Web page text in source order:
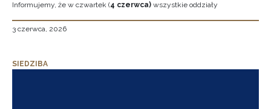
Informujemy, że w czwartek (4 czerwca) wszystkie oddziały
3 czerwca, 2026
SIEDZIBA